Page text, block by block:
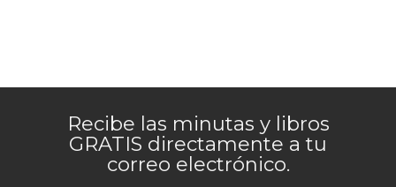
Recibe las minutas y libros
GRATIS directamente a tu
correo electrónico.